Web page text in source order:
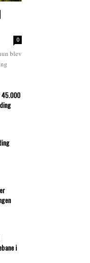
0
blev
i